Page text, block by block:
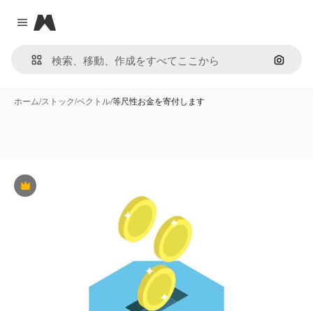
Close menu
Magnific
画像で
ホーム/ストック/ベクトル/等尺性お金を寄付します
Premium